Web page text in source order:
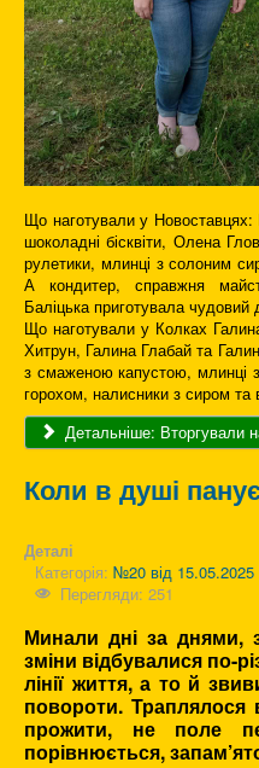
Що наготували у Новоставцях:
шоколадні бісквіти, Олена
рулетики, млинці з солоним
А кондитер, справжня
Баліцька приготувала чудовий
Що наготували у Колках
Хитрун, Галина Глабай та
з смаженою капустою, млинці
горохом, налисники з сиром
Детальніше: Вторгували
Коли в душі
Деталі
Категорія: №20 від 15.05.2025
Перегляди: 251
Минали дні за днями,
зміни відбувалися по-
лінії життя, а то й
повороти. Траплялося
прожити, не поле
порівнюється,